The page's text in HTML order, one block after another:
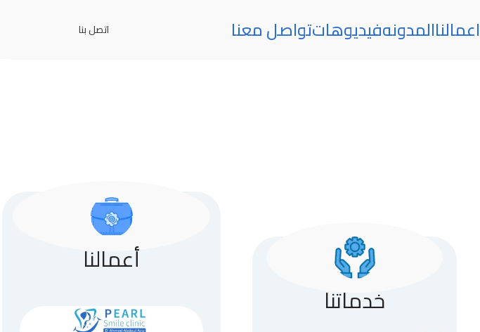
اعمالناالمدونهفيديوهاتتواصل معنا اتصل بنا
خدماتنا
أعمالنا